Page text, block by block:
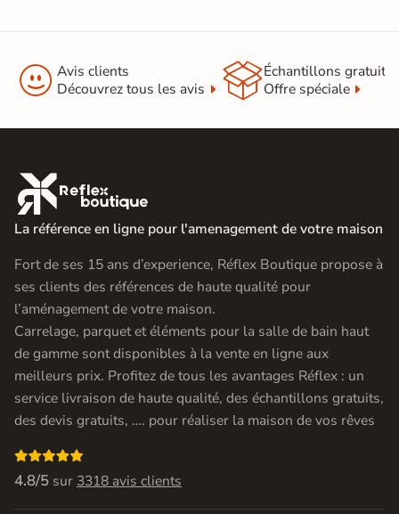
 Avis clients
Découvrez tous les avis
Échantillons gratuit
Offre spéciale

La référence en ligne pour l'amenagement de votre maison
Fort de ses 15 ans d’experience, Réflex Boutique propose à
ses clients des références de haute qualité pour
l’aménagement de votre maison.
Carrelage, parquet et éléments pour la salle de bain haut
de gamme sont disponibles à la vente en ligne aux
meilleurs prix. Profitez de tous les avantages Réflex : un
service livraison de haute qualité, des échantillons gratuits,
des devis gratuits, …. pour réaliser la maison de vos rêves

4.8/5 sur 3318 avis clients